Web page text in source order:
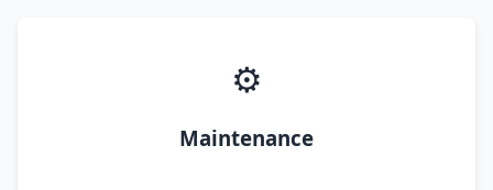
⚙️
Maintenance